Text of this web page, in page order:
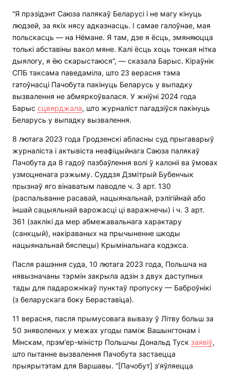
“Я прэзідэнт Саюза палякаў Беларусі і не магу кінуць
людзей, за якіх нясу адказнасць. І самае галоўнае, мая
польскасць — на Нёмане. Я там, дзе я ёсць, змяняюцца
толькі абставіны вакол мяне. Калі ёсць хоць тонкая нітка
дыялогу, я ёю скарыстаюся”, — сказала Барыс. Кіраўнік
СПБ таксама паведаміла, што 23 верасня тэма
гатоўнасці Пачобута пакінуць Беларусь у выпадку
вызвалення не абмяркоўвалася. У жніўні 2024 года
Барыс сцвярджала, што журналіст пагадзіўся пакінуць
Беларусь у выпадку вызвалення.
8 лютага 2023 года Гродзенскі абласны суд прыгаварыў
журналіста і актывіста неафіцыйнага Саюза палякаў
Пачобута да 8 гадоў пазбаўлення волі ў калоніі ва ўмовах
узмоцненага рэжыму. Суддзя Дзмітрый Бубенчык
прызнаў яго вінаватым паводле ч. 3 арт. 130
(распальванне расавай, нацыянальнай, рэлігійнай або
іншай сацыяльнай варожасці ці варажнечы) і ч. 3 арт.
361 (заклікі да мер абмежавальнага характару
(санкцый), накіраваных на прычыненне шкоды
нацыянальнай бяспецы) Крымінальнага кодэкса.
Пасля рашэння суда, 10 лютага 2023 года, Польшча на
нявызначаны тэрмін закрыла адзін з двух даступных
тады для падарожнікаў пунктаў пропуску — Баброўнікі
(з беларускага боку Бераставіца).
11 верасня, пасля прымусовага вывазу ў Літву больш за
50 зняволеных у межах угоды паміж Вашынгтонам і
Мінскам, прэм’ер-міністр Польшчы Дональд Туск заявіў,
што пытанне вызвалення Пачобута застаецца
прыярытэтам для Варшавы. “[Пачобут] з’яўляецца